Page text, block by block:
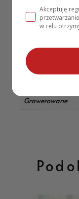
Sklejka
Kolor
Rozmiar
33×11 cm
Grawerowane
Akceptuję
w celu